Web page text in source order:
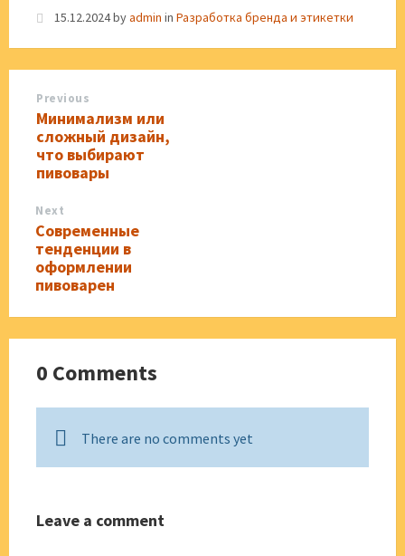
15.12.2024byadmin in Разработка бренда и этикетки
Previous
Минимализм или
сложный дизайн,
что выбирают
пивовары
Next
Современные
тенденции в
оформлении
пивоварен
0 Comments
There are no comments yet
Leave a comment